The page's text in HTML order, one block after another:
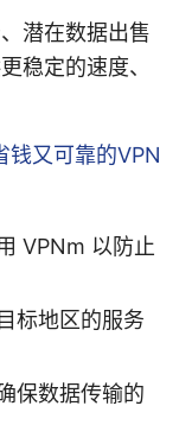
潜在数据出售
稳定的速度、
钱又可靠的VPN
VPNm 以防止
标地区的服务
保数据传输的